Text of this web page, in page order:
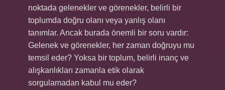
noktada gelenekler ve görenekler, belirli bir
toplumda doğru olanı veya yanlış olanı
tanımlar. Ancak burada önemli bir soru vardır:
Gelenek ve görenekler, her zaman doğruyu mu
temsil eder? Yoksa bir toplum, belirli inanç ve
alışkanlıkları zamanla etik olarak
sorgulamadan kabul mu eder?